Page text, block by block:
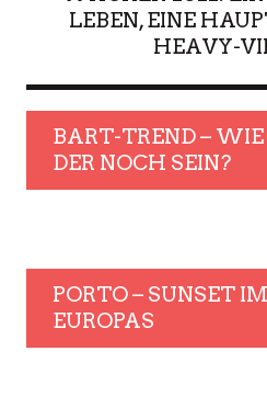
LEBEN, EINE
EAVY-
BART-TREND –
DER NOCH SEIN?
PORTO – SUNSET
EUROPAS